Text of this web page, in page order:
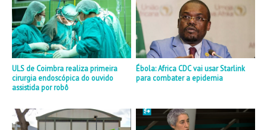
ULS de Coimbra realiza primeira
cirurgia endoscópica do ouvido
assistida por robô
Ébola: Africa CDC vai usar Starlink
para combater a epidemia